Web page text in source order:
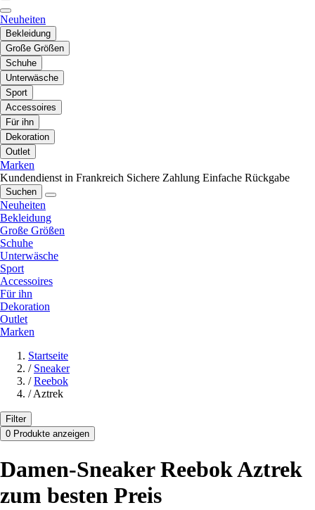
Neuheiten
Bekleidung
Große Größen
Schuhe
Unterwäsche
Sport
Accessoires
Für ihn
Dekoration
Outlet
Marken
Kundendienst in Frankreich Sichere Zahlung Einfache Rückgabe
Suchen
Neuheiten
Bekleidung
Große Größen
Schuhe
Unterwäsche
Sport
Accessoires
Für ihn
Dekoration
Outlet
Marken
Startseite
/ Sneaker
/ Reebok
/ Aztrek
Filter
0 Produkte anzeigen
Damen-Sneaker Reebok Aztrek
zum besten Preis